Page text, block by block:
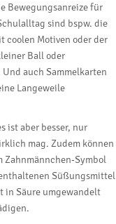
Bewegungsanreize für
sind bspw. die
coolen Motiven oder der
Ball oder
auch Sammelkarten
Langeweile
ist aber besser, nur
mag. Zudem können
Zahnmännchen-Symbol
Süßungsmittel
in Säure umgewandelt